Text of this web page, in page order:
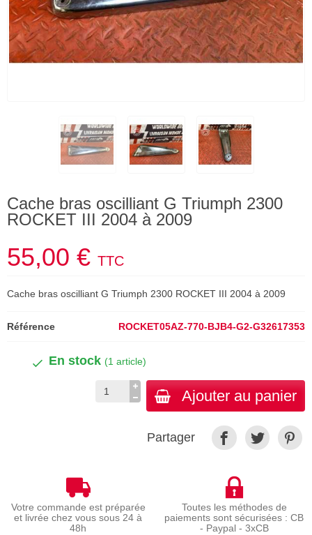
Cache bras oscilliant G Triumph 2300
ROCKET III 2004 à 2009
55,00 € TTC
Cache bras oscilliant G Triumph 2300 ROCKET III 2004 à 2009
Référence ROCKET05AZ-770-BJB4-G2-G32617353
En stock (1 article)
Ajouter au panier
Partager
Votre commande est préparée
et livrée chez vous sous 24 à
48h
Toutes les méthodes de
paiements sont sécurisées : CB
- Paypal - 3xCB